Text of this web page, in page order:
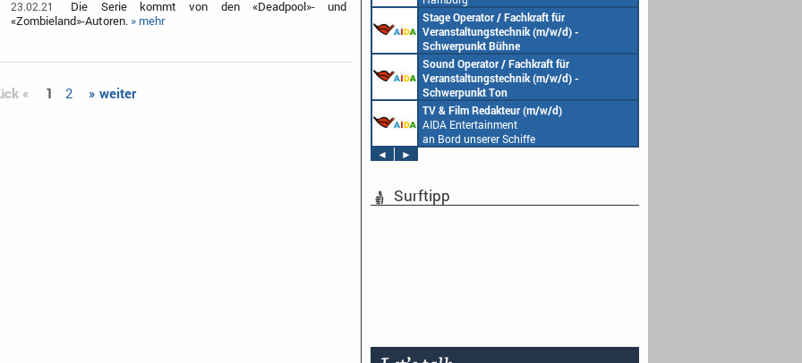
23.02.21
Die Serie kommt von den «Deadpool»- und
«Zombieland»-Autoren. » mehr
« 1 2 » weiter
Stage Operator / Fachkraft für
Veranstaltungstechnik (m/w/d) -
Schwerpunkt Bühne
AIDA Entertainment
an Bord unserer Schiffe
Sound Operator / Fachkraft für
Veranstaltungstechnik (m/w/d) -
Schwerpunkt Ton
AIDA Entertainment
an Bord unserer Schiffe
TV & Film Redakteur (m/w/d)
AIDA Entertainment
an Bord unserer Schiffe
◄
►
Surftipp